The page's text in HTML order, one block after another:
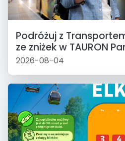
Podróżuj z
ze zniżek w TAURON
2026-08-04